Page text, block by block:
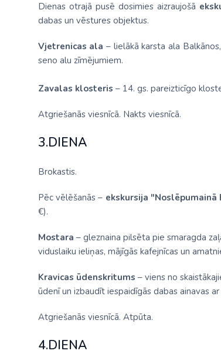
Dienas otrajā pusē dosimies aizraujošā
dabas un vēstures objektus.
Vjetrenicas ala – lielākā karsta ala
seno alu zīmējumiem.
Zavalas klosteris – 14. gs. pareizticīgo
Atgriešanās viesnīcā. Nakts viesnīcā.
3.DIENA
Brokastis.
Pēc vēlēšanās – ekskursija
€).
Mostara – gleznaina pilsēta pie smaragda
viduslaiku ieliņas, mājīgās kafejnīcas un
Kravicas ūdenskritums – viens no
ūdenī un izbaudīt iespaidīgās dabas ainavas
Atgriešanās viesnīcā. Atpūta.
4.DIENA